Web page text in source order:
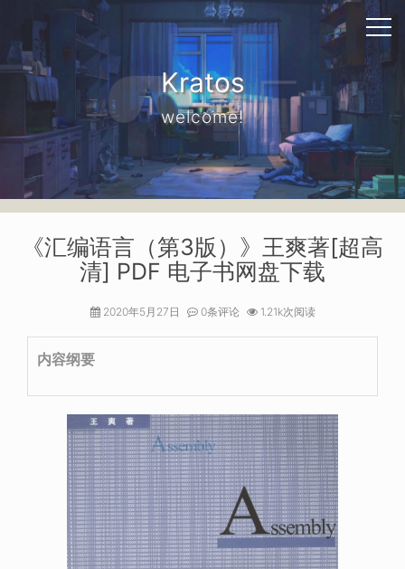
Kratos
welcome!
《汇编语言（第3版）》王爽著[超高
清] PDF 电子书网盘下载
2020年5月27日 0条评论 1.21k次阅读
内容纲要